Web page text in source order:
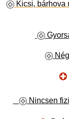
Kicsi, bárhova
Nincsen